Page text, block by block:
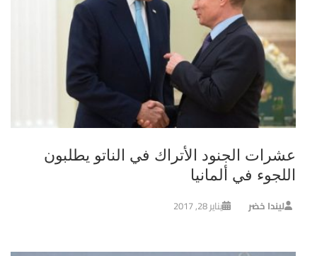
عشرات الجنود الأتراك في الناتو يطلبون
اللجوء في ألمانيا
ليندا خضر يناير 28, 2017